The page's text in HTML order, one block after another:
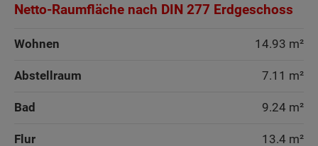
Netto-Raumfläche nach DIN 277 Erdgeschoss
Wohnen 14.93 m²
Abstellraum 7.11 m²
Bad 9.24 m²
Flur 13.4 m²